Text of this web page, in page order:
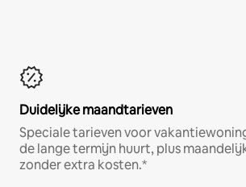
Duidelijke maandtarieven
Speciale tarieven voor
de lange termijn huurt, plus
zonder extra kosten.*